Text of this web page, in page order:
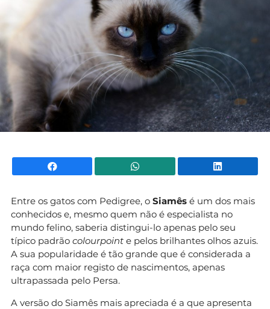
Facebook WhatsApp
Entre os gatos com Pedigree, o Siamês é um dos mais
conhecidos e, mesmo quem não é especialista no
mundo felino, saberia distingui-lo apenas pelo seu
típico padrão colourpoint e pelos brilhantes olhos azuis.
A sua popularidade é tão grande que é considerada a
raça com maior registo de nascimentos, apenas
ultrapassada pelo Persa.
A versão do Siamês mais apreciada é a que apresenta